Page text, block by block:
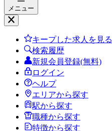
メニュー
キープした求人を見る
検索履歴
新規会員登録(無料)
ログイン
ヘルプ
エリアから探す
駅から探す
職種から探す
特徴から探す